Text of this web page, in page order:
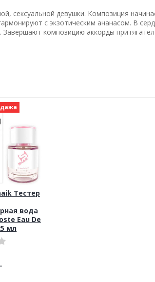
сексуальной девушки. Композиция
с экзотическим ананасом. В
композицию аккорды
Тестер
вода
Eau De
мл